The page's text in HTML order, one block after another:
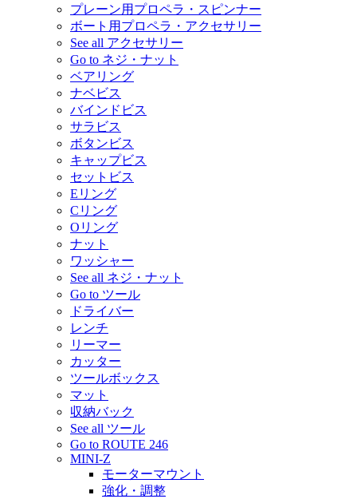
プレーン用プロペラ・スピンナー
ボート用プロペラ・アクセサリー
See all アクセサリー
Go to ネジ・ナット
ベアリング
ナベビス
バインドビス
サラビス
ボタンビス
キャップビス
セットビス
Eリング
Cリング
Oリング
ナット
ワッシャー
See all ネジ・ナット
Go to ツール
ドライバー
レンチ
リーマー
カッター
ツールボックス
マット
収納バック
See all ツール
Go to ROUTE 246
MINI-Z
モーターマウント
強化・調整